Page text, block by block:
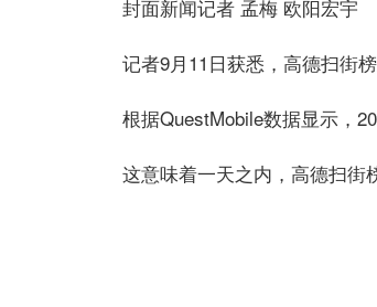
封面新闻记者 孟梅 欧阳宏宇
记者9月11日获悉，高德扫街
根据QuestMobile数据显示，
这意味着一天之内，高德扫街